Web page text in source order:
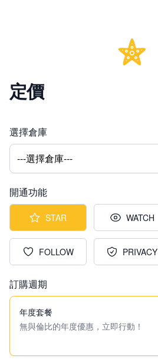
定價
選擇倉庫
---選擇倉庫---
開通功能
STAR WATCH
FOLLOW PRIVACY
訂購週期
年度套餐
無與倫比的年度優惠，立即行動！